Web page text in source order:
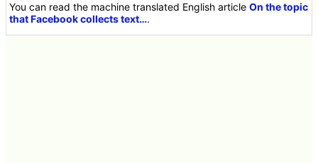
You can read the machine translated English articleOn the topic
that Facebook collects text….